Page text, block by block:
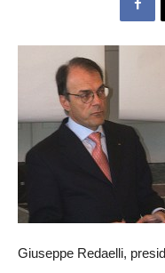
Giuseppe Redaelli,